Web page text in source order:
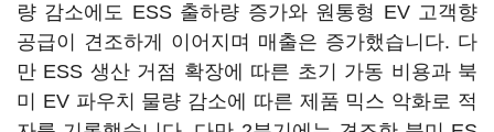
량 감소에도 ESS 출하량 증가와 원통형 EV 고객향
공급이 견조하게 이어지며 매출은 증가했습니다. 다
만 ESS 생산 거점 확장에 따른 초기 가동 비용과 북
미 EV 파우치 물량 감소에 따른 제품 믹스 악화로 적